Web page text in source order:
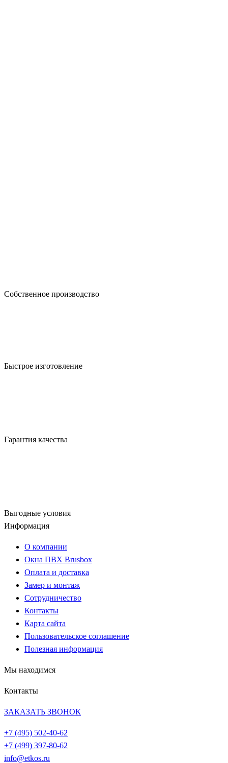
Собственное производство
Быстрое изготовление
Гарантия качества
Выгодные условия
Информация
О компании
Окна ПВХ Brusbox
Оплата и доставка
Замер и монтаж
Сотрудничество
Контакты
Карта сайта
Пользовательское соглашение
Полезная информация
Мы находимся
Контакты
ЗАКАЗАТЬ ЗВОНОК
+7 (495) 502-40-62
+7 (499) 397-80-62
info@etkos.ru